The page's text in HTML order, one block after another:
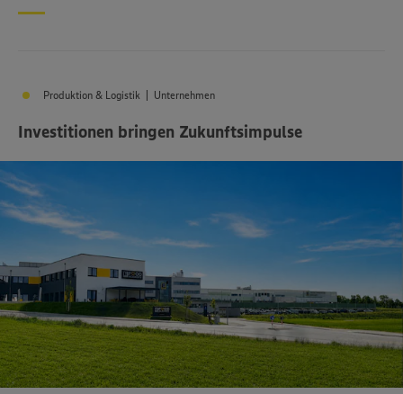
Produktion & Logistik | Unternehmen
Investitionen bringen Zukunftsimpulse